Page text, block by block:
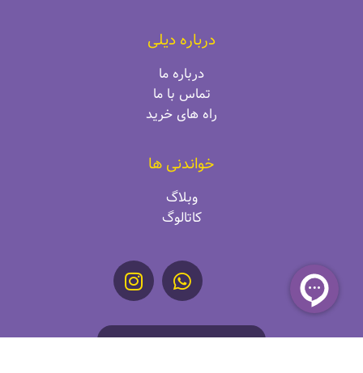
درباره دیلی
درباره ما
تماس با ما
راه‌ های خرید
خواندنی ها
وبلاگ
کاتالوگ